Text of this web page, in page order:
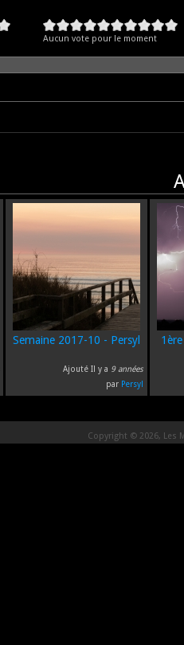
Aucun vote pour le moment
Semaine 2017-10 - Persyl
Ajouté Il y a 9 années
par Persyl
Copyright © 2026, Les